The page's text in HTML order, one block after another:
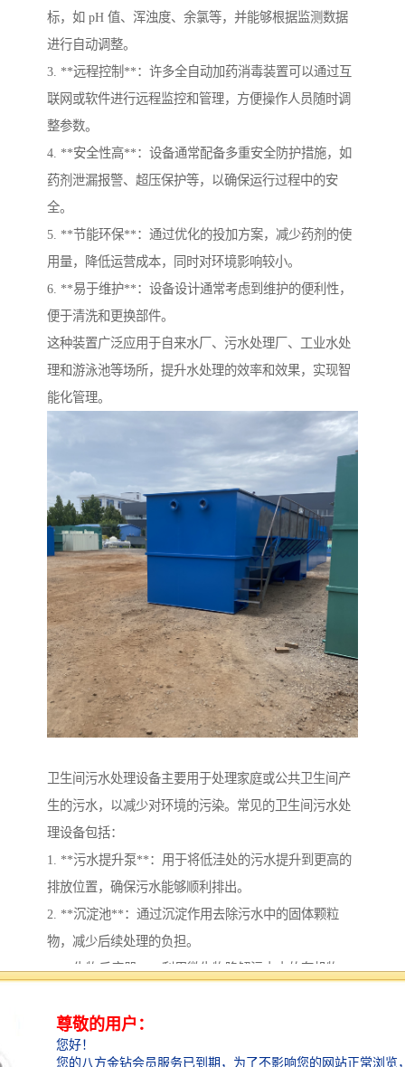
标，如 pH 值、浑浊度、余氯等，并能够根据监测数据
进行自动调整。
3. **远程控制**：许多全自动加药消毒装置可以通过互
联网或软件进行远程监控和管理，方便操作人员随时调
整参数。
4. **安全性高**：设备通常配备多重安全防护措施，如
药剂泄漏报警、超压保护等，以确保运行过程中的安
全。
5. **节能环保**：通过优化的投加方案，减少药剂的使
用量，降低运营成本，同时对环境影响较小。
6. **易于维护**：设备设计通常考虑到维护的便利性，
便于清洗和更换部件。
这种装置广泛应用于自来水厂、污水处理厂、工业水处
理和游泳池等场所，提升水处理的效率和效果，实现智
能化管理。
卫生间污水处理设备主要用于处理家庭或公共卫生间产
生的污水，以减少对环境的污染。常见的卫生间污水处
理设备包括：
1. **污水提升泵**：用于将低洼处的污水提升到更高的
排放位置，确保污水能够顺利排出。
2. **沉淀池**：通过沉淀作用去除污水中的固体颗粒
物，减少后续处理的负担。
3. **生物反应器**：利用微生物降解污水中的有机物，
4. **过滤器**：用于去除污水中的悬浮物和其他杂质，
常见的有砂滤器和活性炭滤器。